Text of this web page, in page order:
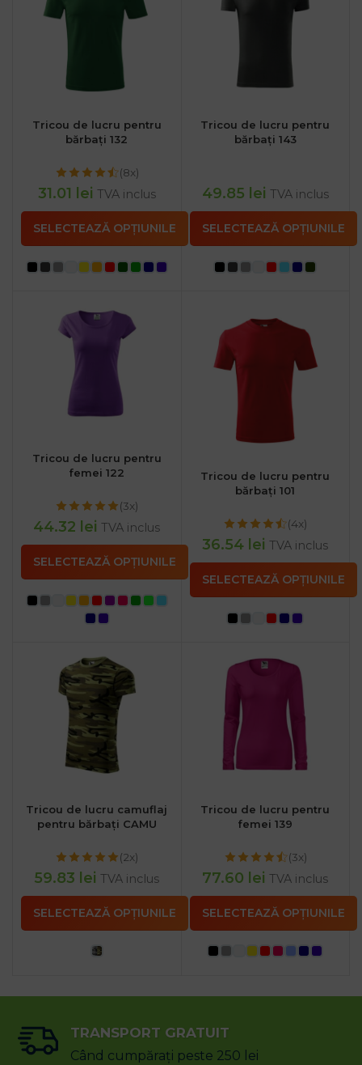
Tricou de lucru pentru
bărbați 132
(8x)
31.01 lei TVA inclus
SELECTEAZĂ OPȚIUNILE
Tricou de lucru pentru
bărbați 143
49.85 lei TVA inclus
SELECTEAZĂ OPȚIUNILE
Tricou de lucru pentru
femei 122
(3x)
44.32 lei TVA inclus
SELECTEAZĂ OPȚIUNILE
Tricou de lucru pentru
bărbați 101
(4x)
36.54 lei TVA inclus
SELECTEAZĂ OPȚIUNILE
Tricou de lucru camuflaj
pentru bărbați CAMU
(2x)
59.83 lei TVA inclus
SELECTEAZĂ OPȚIUNILE
Tricou de lucru pentru
femei 139
(3x)
77.60 lei TVA inclus
SELECTEAZĂ OPȚIUNILE
TRANSPORT GRATUIT
Când cumpărați peste 250 lei